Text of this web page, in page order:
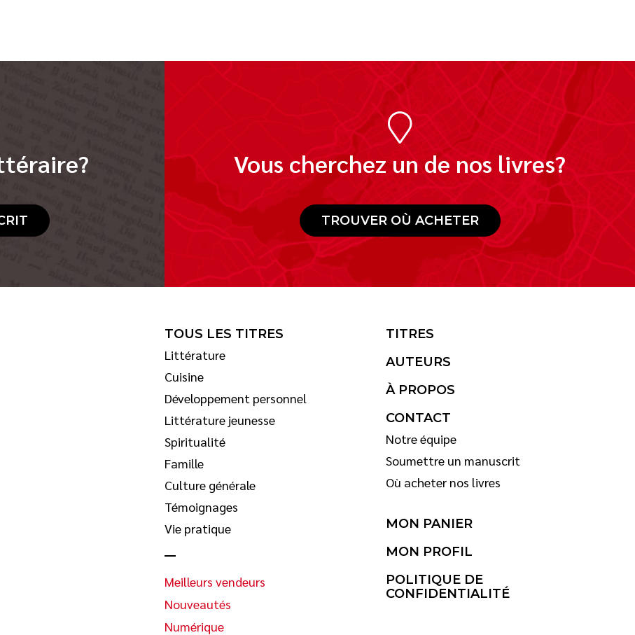
Vous cherchez un de nos livres?
TROUVER OÙ ACHETER
TOUS LES TITRES
Littérature
Cuisine
Développement personnel
Littérature jeunesse
Spiritualité
Famille
Culture générale
Témoignages
Vie pratique
Meilleurs vendeurs
Nouveautés
Numérique
TITRES
AUTEURS
À PROPOS
CONTACT
Notre équipe
Soumettre un manuscrit
Où acheter nos livres
MON PANIER
MON PROFIL
POLITIQUE DE
CONFIDENTIALITÉ